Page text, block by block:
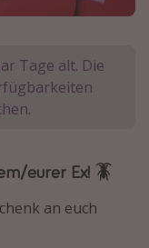
Tage alt. Die
eurer Ex! 🪳
an euch